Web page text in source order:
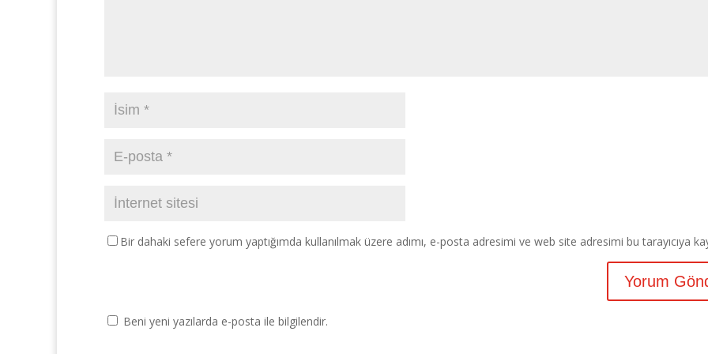
Bir dahaki sefere yorum yaptığımda kullanılmak üzere adımı, e-posta adresimi ve web site adresimi bu tarayıcıya
Beni yeni yazılarda e-posta ile bilgilendir.